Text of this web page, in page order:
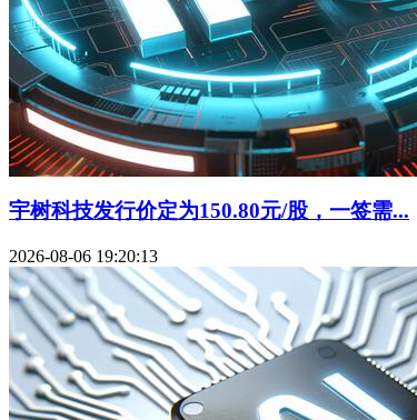
宇树科技发行价定为150.80元/股，一签需...
2026-08-06 19:20:13